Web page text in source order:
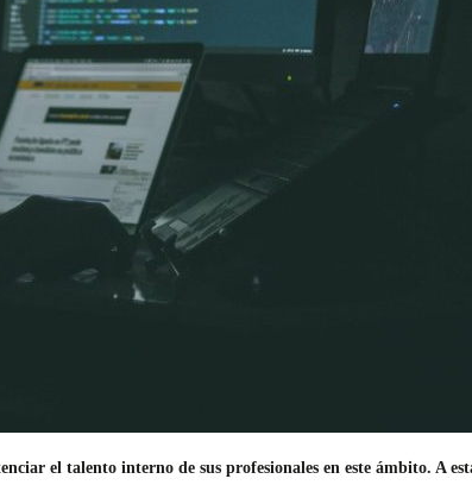
el talento interno de sus profesionales en este ámbito. A